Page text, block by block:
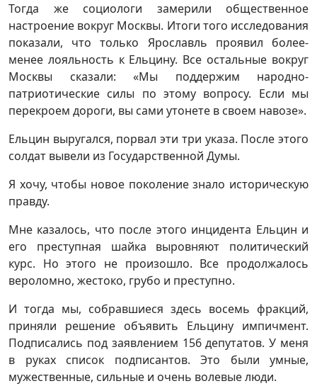
Тогда же социологи замерили общественное
настроение вокруг Москвы. Итоги того исследования
показали, что только Ярославль проявил более-
менее лояльность к Ельцину. Все остальные вокруг
Москвы сказали: «Мы поддержим народно-
патриотические силы по этому вопросу. Если мы
перекроем дороги, вы сами утонете в своем навозе».
Ельцин выругался, порвал эти три указа. После этого
солдат вывели из Государственной Думы.
Я хочу, чтобы новое поколение знало историческую
правду.
Мне казалось, что после этого инцидента Ельцин и
его преступная шайка выровняют политический
курс. Но этого не произошло. Все продолжалось
вероломно, жестоко, грубо и преступно.
И тогда мы, собравшиеся здесь восемь фракций,
приняли решение объявить Ельцину импичмент.
Подписались под заявлением 156 депутатов. У меня
в руках список подписантов. Это были умные,
мужественные, сильные и очень волевые люди.